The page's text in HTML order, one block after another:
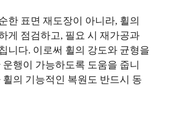
한 표면 재도장이 아니라, 휠의
게 점검하고, 필요 시 재가공과
니다. 이로써 휠의 강도와 균형을
행이 가능하도록 도움을 줍니
의 기능적인 복원도 반드시 동